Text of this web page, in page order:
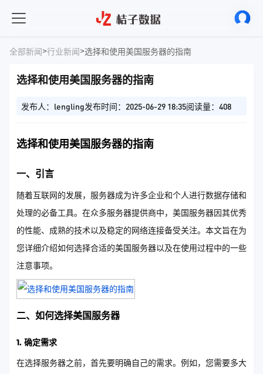
全部新闻>行业新闻>选择和使用美国服务器的指南
选择和使用美国服务器的指南
发布人：lengling发布时间：2025-06-29 18:35阅读量：408
选择和使用美国服务器的指南
一、引言
随着互联网的发展，服务器成为许多企业和个人进行数据存储和
处理的必备工具。在众多服务器提供商中，美国服务器因其优秀
的性能、成熟的技术以及稳定的网络连接备受关注。本文旨在为
您详细介绍如何选择合适的美国服务器以及在使用过程中的一些
注意事项。
二、如何选择美国服务器
1. 确定需求
在选择服务器之前，首先要明确自己的需求。例如，您需要多大